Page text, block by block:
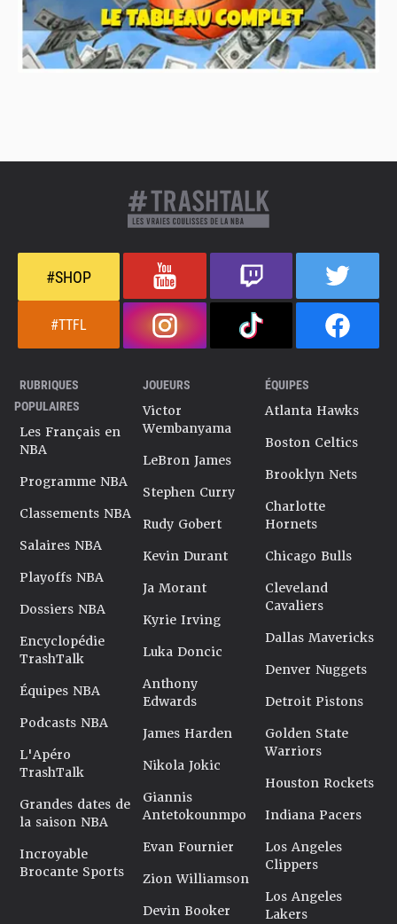
#SHOP
#TTFL
RUBRIQUES
POPULAIRES
Les Français en
NBA
Programme NBA
Classements NBA
Salaires NBA
Playoffs NBA
Dossiers NBA
Encyclopédie
TrashTalk
Équipes NBA
Podcasts NBA
L'Apéro
TrashTalk
Grandes dates de
la saison NBA
Incroyable
Brocante Sports
JOUEURS
Victor
Wembanyama
LeBron James
Stephen Curry
Rudy Gobert
Kevin Durant
Ja Morant
Kyrie Irving
Luka Doncic
Anthony
Edwards
James Harden
Nikola Jokic
Giannis
Antetokounmpo
Evan Fournier
Zion Williamson
Devin Booker
ÉQUIPES
Atlanta Hawks
Boston Celtics
Brooklyn Nets
Charlotte
Hornets
Chicago Bulls
Cleveland
Cavaliers
Dallas Mavericks
Denver Nuggets
Detroit Pistons
Golden State
Warriors
Houston Rockets
Indiana Pacers
Los Angeles
Clippers
Los Angeles
Lakers